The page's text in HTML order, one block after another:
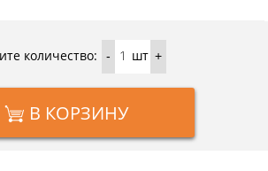
город России можно в нашем интернет-
количество: - шт +
В КОРЗИНУ